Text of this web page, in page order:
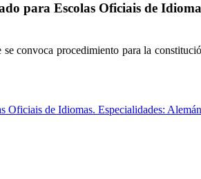
para Escolas Oficiais de
procedimiento para la
Oficiais de Idiomas. Especialidades: